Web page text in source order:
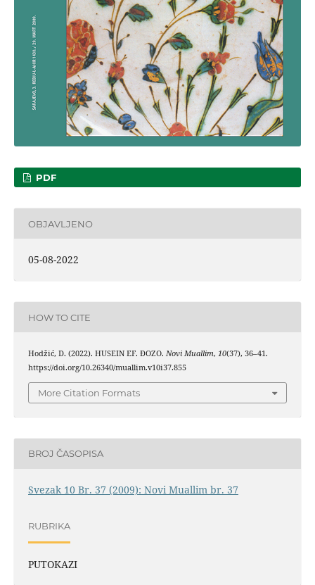
PDF
OBJAVLJENO
05-08-2022
HOW TO CITE
Hodžić, D. (2022). HUSEIN EF. ĐOZO. Novi Muallim, 10(37), 36–41.
https://doi.org/10.26340/muallim.v10i37.855
More Citation Formats
BROJ ČASOPISA
Svezak 10 Br. 37 (2009): Novi Muallim br. 37
RUBRIKA
PUTOKAZI